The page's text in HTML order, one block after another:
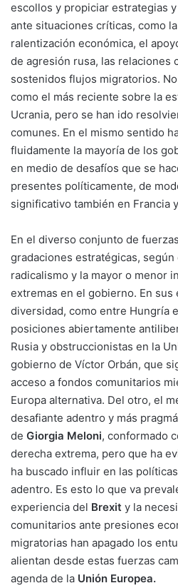
escollos y propiciar estrategias
ante situaciones críticas, como
ralentización económica, el
de agresión rusa, las relaciones
sostenidos flujos migratorios.
como el más reciente sobre la
Ucrania, pero se han ido
comunes. En el mismo sentido
fluidamente la mayoría de los
en medio de desafíos que se
presentes políticamente, de
significativo también en Francia
En el diverso conjunto de
gradaciones estratégicas,
radicalismo y la mayor o menor
extremas en el gobierno. En sus
diversidad, como entre Hungría
posiciones abiertamente
Rusia y obstruccionistas en la
gobierno de Víctor Orbán, que
acceso a fondos comunitarios
Europa alternativa. Del otro, el
desafiante adentro y más
de Giorgia Meloni, conformado
derecha extrema, pero que ha
ha buscado influir en las
adentro. Es esto lo que va
experiencia del Brexit y la
comunitarios ante presiones
migratorias han apagado los
alientan desde estas fuerzas
agenda de la Unión Europea.